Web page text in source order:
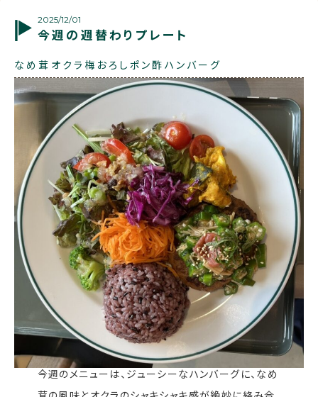
2025/12/01
今週の週替わりプレート
なめ茸オクラ梅おろしポン酢ハンバーグ
今週のメニューは、ジューシーなハンバーグに、なめ